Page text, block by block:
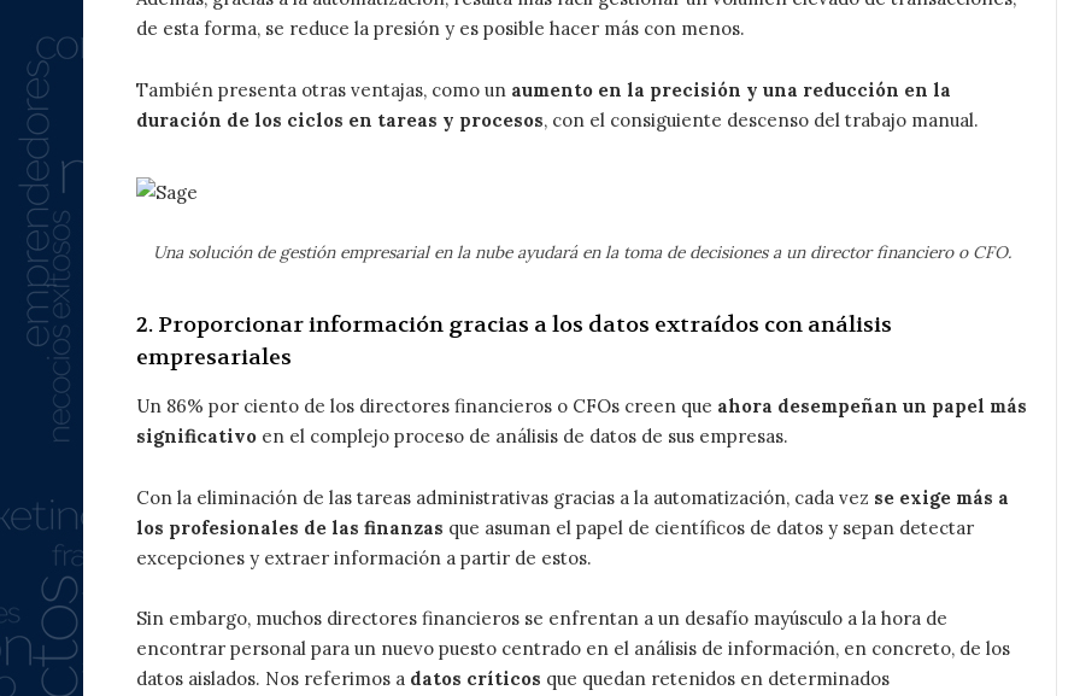
de esta forma, se reduce la presión y es posible hacer más con menos.
También presenta otras ventajas, como un aumento en la precisión y una reducción en la
duración de los ciclos en tareas y procesos, con el consiguiente descenso del trabajo manual.
Una solución de gestión empresarial en la nube ayudará en la toma de decisiones a un director financiero o CFO.
2. Proporcionar información gracias a los datos extraídos con análisis
empresariales
Un 86% por ciento de los directores financieros o CFOs creen que ahora desempeñan un papel más
significativo en el complejo proceso de análisis de datos de sus empresas.
Con la eliminación de las tareas administrativas gracias a la automatización, cada vez se exige más a
los profesionales de las finanzas que asuman el papel de científicos de datos y sepan detectar
excepciones y extraer información a partir de estos.
Sin embargo, muchos directores financieros se enfrentan a un desafío mayúsculo a la hora de
encontrar personal para un nuevo puesto centrado en el análisis de información, en concreto, de los
datos aislados. Nos referimos a datos críticos que quedan retenidos en determinados